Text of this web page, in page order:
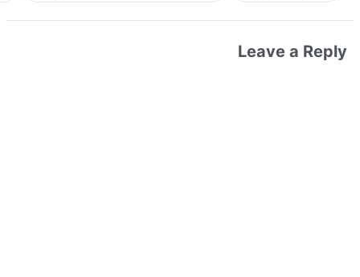
Leave a Reply